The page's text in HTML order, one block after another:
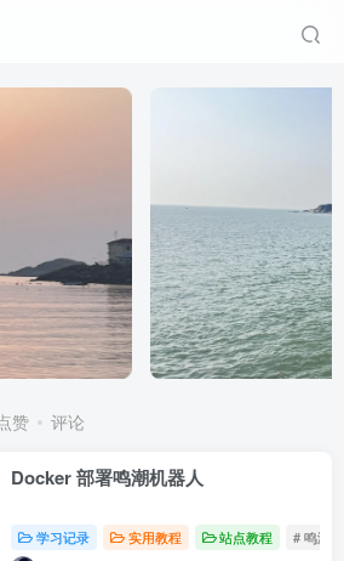
赞 评论
Docker 部署鸣潮机器人
学习记录 实用教程 站点教程 # 鸣潮